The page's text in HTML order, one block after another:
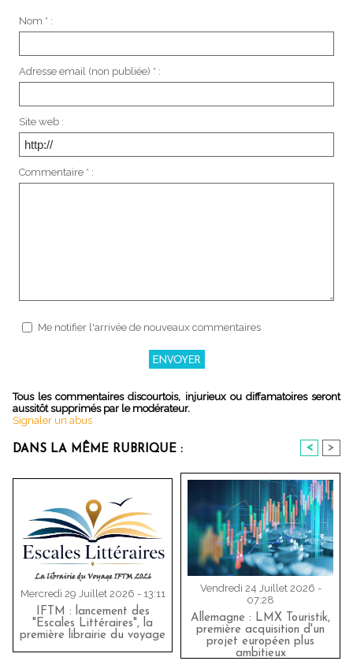
Nom * :
Adresse email (non publiée) * :
Site web :
Commentaire * :
Me notifier l'arrivée de nouveaux commentaires
Tous les commentaires discourtois, injurieux ou diffamatoires seront
aussitôt supprimés par le modérateur.
Signaler un abus
DANS LA MÊME RUBRIQUE : < >
Mercredi 29 Juillet 2026 - 13:11
IFTM : lancement des
"Escales Littéraires", la
première librairie du voyage
Vendredi 24 Juillet 2026 -
07:28
Allemagne : LMX Touristik,
première acquisition d'un
projet européen plus
ambitieux